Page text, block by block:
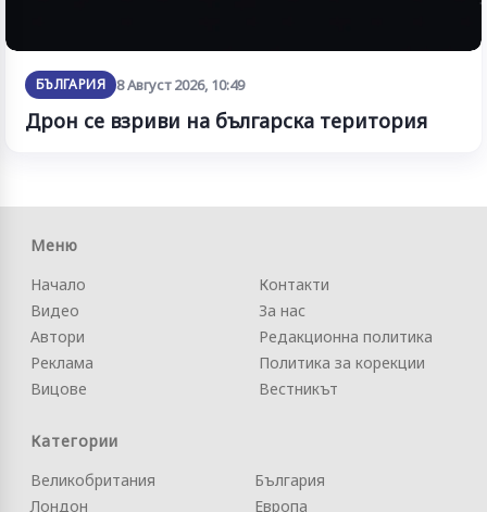
БЪЛГАРИЯ 8 Август 2026, 10:49
Дрон се взриви на българска територия
Меню
Начало
Видео
Автори
Реклама
Вицове
Контакти
За нас
Редакционна политика
Политика за корекции
Вестникът
Категории
Великобритания
Лондон
България
Европа